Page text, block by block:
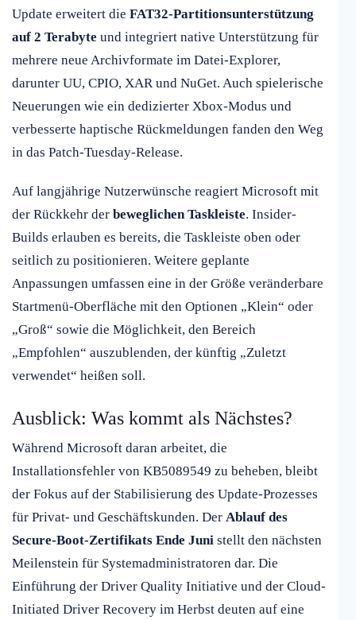
Update erweitert die FAT32-Partitionsunterstützung
auf 2 Terabyte und integriert native Unterstützung für
mehrere neue Archivformate im Datei-Explorer,
darunter UU, CPIO, XAR und NuGet. Auch spielerische
Neuerungen wie ein dedizierter Xbox-Modus und
verbesserte haptische Rückmeldungen fanden den Weg
in das Patch-Tuesday-Release.
Auf langjährige Nutzerwünsche reagiert Microsoft mit
der Rückkehr der beweglichen Taskleiste. Insider-
Builds erlauben es bereits, die Taskleiste oben oder
seitlich zu positionieren. Weitere geplante
Anpassungen umfassen eine in der Größe veränderbare
Startmenü-Oberfläche mit den Optionen „Klein“ oder
„Groß“ sowie die Möglichkeit, den Bereich
„Empfohlen“ auszublenden, der künftig „Zuletzt
verwendet“ heißen soll.
Ausblick: Was kommt als Nächstes?
Während Microsoft daran arbeitet, die
Installationsfehler von KB5089549 zu beheben, bleibt
der Fokus auf der Stabilisierung des Update-Prozesses
für Privat- und Geschäftskunden. Der Ablauf des
Secure-Boot-Zertifikats Ende Juni stellt den nächsten
Meilenstein für Systemadministratoren dar. Die
Einführung der Driver Quality Initiative und der Cloud-
Initiated Driver Recovery im Herbst deuten auf eine